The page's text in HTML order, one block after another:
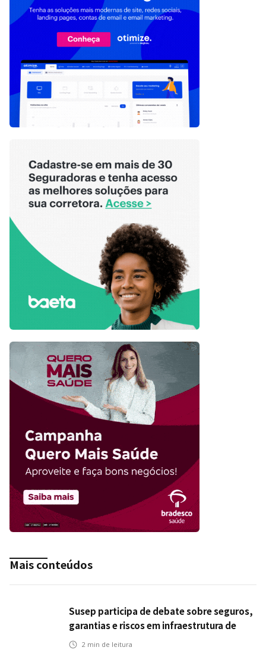
Mais conteúdos
Susep participa de debate sobre seguros,
garantias e riscos em infraestrutura de
transportes
2 min de leitura